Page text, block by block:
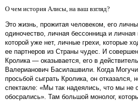
О чем история Алисы, на ваш взгляд?
Это жизнь, прожитая человеком, его
одиночество, личная бессонница и
которой уже нет, личные грехи, которые
ее партнеров из Страны чудес. И
Кролика — оказывается, его в
Валерианович Басилашвили. Когда
просьбой сыграть Кролика, он отказался,
спектакле: «Мы так надеялись, что мы не
обосрались». Там большой монолог,